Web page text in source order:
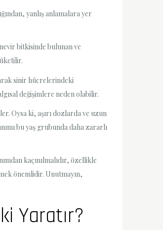
yanlış anlamalara yer
bitkisinde bulunan ve
sinir hücrelerindeki
değişimlere neden olabilir.
Oysa ki, aşırı dozlarda ve uzun
bu yaş grubunda daha zararlı
kaçınılmalıdır, özellikle
önemlidir. Unutmayın,
Yaratır?